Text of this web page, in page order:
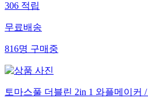
306 적립
무료배송
816명 구매중
토마스풀 더블린 2in 1 와플메이커